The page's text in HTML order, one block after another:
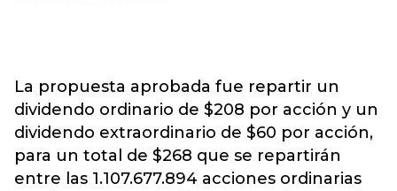
La propuesta aprobada fue repartir un
dividendo ordinario de $208 por acción y un
dividendo extraordinario de $60 por acción,
para un total de $268 que se repartirán
entre las 1.107.677.894 acciones ordinarias